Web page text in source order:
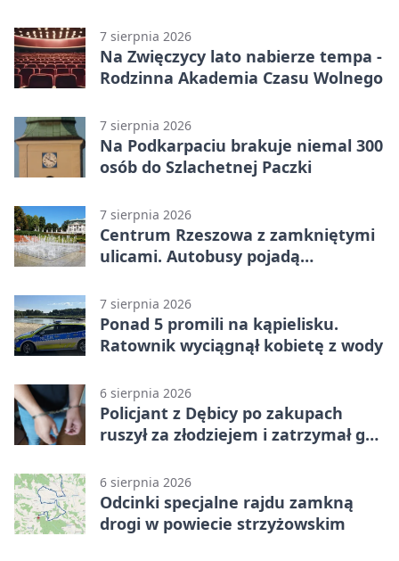
7 sierpnia 2026
Na Zwięczycy lato nabierze tempa -
Rodzinna Akademia Czasu Wolnego
7 sierpnia 2026
Na Podkarpaciu brakuje niemal 300
osób do Szlachetnej Paczki
7 sierpnia 2026
Centrum Rzeszowa z zamkniętymi
ulicami. Autobusy pojadą
7 sierpnia 2026
Ponad 5 promili na kąpielisku.
Ratownik wyciągnął kobietę z wody
6 sierpnia 2026
Policjant z Dębicy po zakupach
ruszył za złodziejem i zatrzymał go
6 sierpnia 2026
Odcinki specjalne rajdu zamkną
drogi w powiecie strzyżowskim